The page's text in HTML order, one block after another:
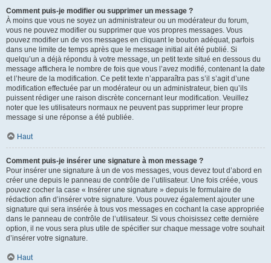
Comment puis-je modifier ou supprimer un message ?
À moins que vous ne soyez un administrateur ou un modérateur du forum,
vous ne pouvez modifier ou supprimer que vos propres messages. Vous
pouvez modifier un de vos messages en cliquant le bouton adéquat, parfois
dans une limite de temps après que le message initial ait été publié. Si
quelqu’un a déjà répondu à votre message, un petit texte situé en dessous du
message affichera le nombre de fois que vous l’avez modifié, contenant la date
et l’heure de la modification. Ce petit texte n’apparaîtra pas s’il s’agit d’une
modification effectuée par un modérateur ou un administrateur, bien qu’ils
puissent rédiger une raison discrète concernant leur modification. Veuillez
noter que les utilisateurs normaux ne peuvent pas supprimer leur propre
message si une réponse a été publiée.
Haut
Comment puis-je insérer une signature à mon message ?
Pour insérer une signature à un de vos messages, vous devez tout d’abord en
créer une depuis le panneau de contrôle de l’utilisateur. Une fois créée, vous
pouvez cocher la case « Insérer une signature » depuis le formulaire de
rédaction afin d’insérer votre signature. Vous pouvez également ajouter une
signature qui sera insérée à tous vos messages en cochant la case appropriée
dans le panneau de contrôle de l’utilisateur. Si vous choisissez cette dernière
option, il ne vous sera plus utile de spécifier sur chaque message votre souhait
d’insérer votre signature.
Haut